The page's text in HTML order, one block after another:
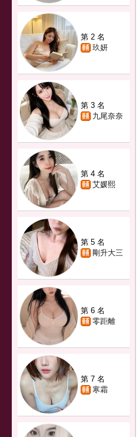
第 2 名
玖妍
第 3 名
九尾奈奈
第 4 名
艾媛熙
第 5 名
剛升大三
第 6 名
零距離
第 7 名
寒霜